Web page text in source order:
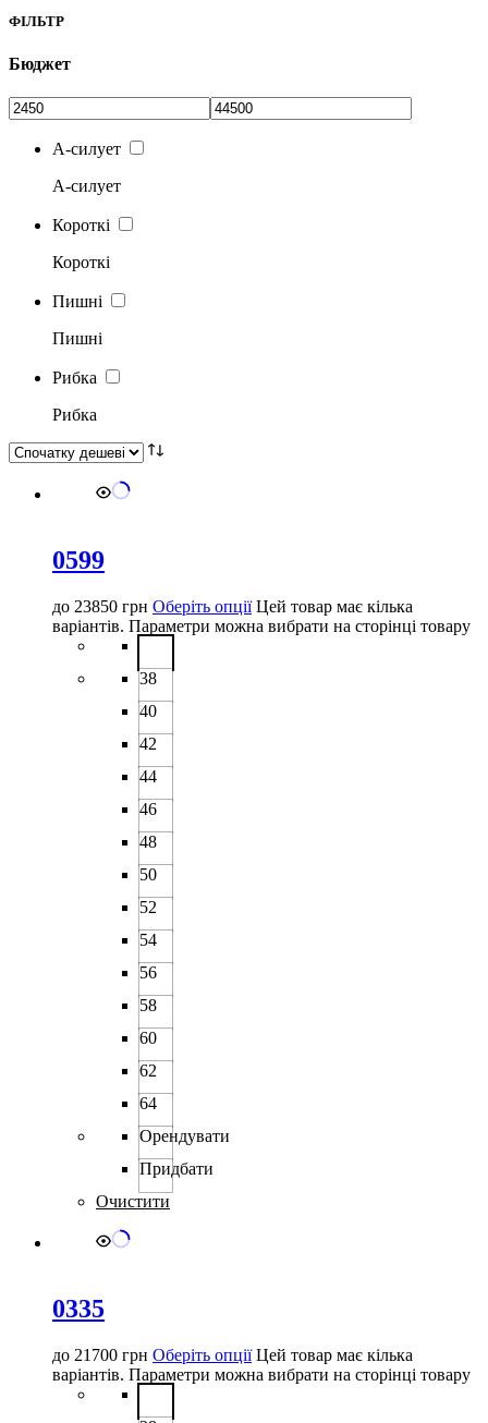
ФІЛЬТР
Бюджет
А-силует
А-силует
Короткі
Короткі
Пишні
Пишні
Рибка
Рибка
0599
до 23850 грн Оберіть опції Цей товар має кілька
варіантів. Параметри можна вибрати на сторінці товару
38
40
42
44
46
48
50
52
54
56
58
60
62
64
Орендувати
Придбати
Очистити
0335
до 21700 грн Оберіть опції Цей товар має кілька
варіантів. Параметри можна вибрати на сторінці товару